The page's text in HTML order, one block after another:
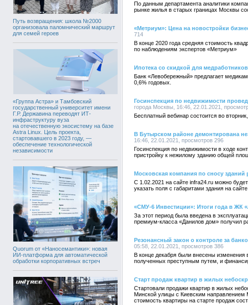
Путь возвращения: школа №2000
организовала паломнический маршрут
для семей героев
«Группа Астра» и Тамбовский
государственный университет имени
Г.Р. Державина переводят ИТ-
инфраструктуру вуза
на отечественную экосистему на базе
Astra Linux. Цель проекта,
стартовавшего в 2023 году, —
обеспечение технологической
независимости
Quorum от «Наносемантики»: новая
ИИ-платформа для автоматической
обработки корпоративных встреч
По данным департамента аналитики
рынке жилья в старых границах Москвы
«Метриум»: Цена на новостройки
714
В конце 2020 года средняя стоимость
по наблюдениям экспертов «Метриум»
Ипотека со скидкой для медработников
Банк «Левобережный» предлагает
0,6% годовых.
Госинспекция по недвижимости
города Москвы, 16:46, 22.01.2021,
Бесплатный вебинар состоится во
В Бутырском районе демонтирована
16:46, 22.01.2021, просмотров 296
Госинспекция по недвижимости в ходе
пристройку к нежилому зданию общей
Московская компания по сносу зданий
С 1.02.2021 на сайте infra24.ru можно
указать поля с габаритами здания на
«СМУ-6 Инвестиции»: Итоги года в ЖК
За этот период была введена в
премиум-класса «Данилов дом» получил
Резонансный закон о контроле за
05:58, 22.01.2021, просмотров 386
В конце декабря были внесены изменения
полученных преступным путем, и
Старт продаж квартир в жилых
Стартовали продажи квартир в жилых
Минской улицы с Киевским направлением
стоимость квартиры на старте продаж